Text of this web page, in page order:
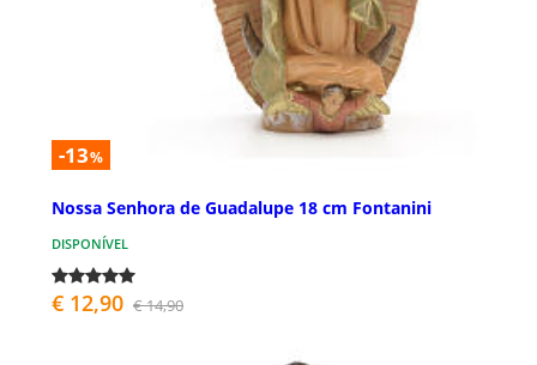
-13%
Nossa Senhora de Guadalupe 18 cm Fontanini
DISPONÍVEL
€ 12,90 € 14,90